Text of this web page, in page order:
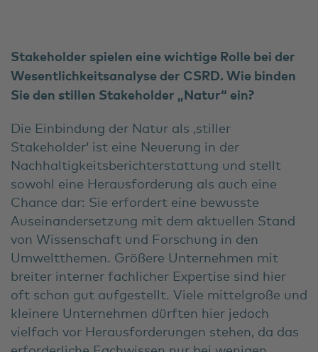
Stakeholder spielen eine wichtige Rolle bei der
Wesentlichkeitsanalyse der CSRD. Wie binden
Sie den stillen Stakeholder „Natur“ ein?
Die Einbindung der Natur als ‚stiller
Stakeholder‘ ist eine Neuerung in der
Nachhaltigkeitsberichterstattung und stellt
sowohl eine Herausforderung als auch eine
Chance dar: Sie erfordert eine bewusste
Auseinandersetzung mit dem aktuellen Stand
von Wissenschaft und Forschung in den
Umweltthemen. Größere Unternehmen mit
breiter interner fachlicher Expertise sind hier
oft schon gut aufgestellt. Viele mittelgroße und
kleinere Unternehmen dürften hier jedoch
vielfach vor Herausforderungen stehen, da das